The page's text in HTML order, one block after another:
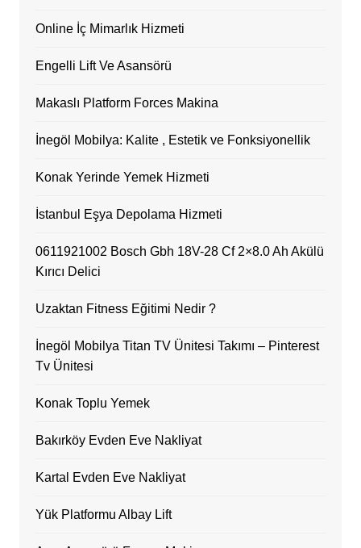
Online İç Mimarlık Hizmeti
Engelli Lift Ve Asansörü
Makaslı Platform Forces Makina
İnegöl Mobilya: Kalite , Estetik ve Fonksiyonellik
Konak Yerinde Yemek Hizmeti
İstanbul Eşya Depolama Hizmeti
0611921002 Bosch Gbh 18V-28 Cf 2×8.0 Ah Akülü
Kırıcı Delici
Uzaktan Fitness Eğitimi Nedir ?
İnegöl Mobilya Titan TV Ünitesi Takımı – Pinterest
Tv Ünitesi
Konak Toplu Yemek
Bakırköy Evden Eve Nakliyat
Kartal Evden Eve Nakliyat
Yük Platformu Albay Lift